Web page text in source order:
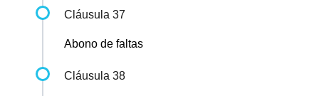
Cláusula 37
Abono de faltas
Cláusula 38